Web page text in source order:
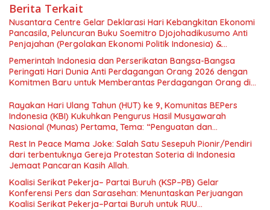
Berita Terkait
Nusantara Centre Gelar Deklarasi Hari Kebangkitan Ekonomi
Pancasila, Peluncuran Buku Soemitro Djojohadikusumo Anti
Penjajahan (Pergolakan Ekonomi Politik Indonesia) &
Simposium Nasional “Urgensi Undang-Undang Perekonomian
Nasional dan Kesejahteraan Sosial dalam Menata Bangsa
Menuju Indonesia Emas 2045”,
Pemerintah Indonesia dan Perserikatan Bangsa-Bangsa
Peringati Hari Dunia Anti Perdagangan Orang 2026 dengan
Komitmen Baru untuk Memberantas Perdagangan Orang di
Rayakan Hari Ulang Tahun (HUT) ke 9, Komunitas BEPers
Indonesia (KBI) Kukuhkan Pengurus Hasil Musyawarah
Nasional (Munas) Pertama, Tema: “Penguatan dan
Pengembangan Organisasi KBI yang Berbasis Riset di seluruh
Indonesia dan Mancanegara”.
Rest In Peace Mama Joke: Salah Satu Sesepuh Pionir/Pendiri
dari terbentuknya Gereja Protestan Soteria di Indonesia
Jemaat Pancaran Kasih Allah.
Koalisi Serikat Pekerja– Partai Buruh (KSP–PB) Gelar
Konferensi Pers dan Sarasehan: Menuntaskan Perjuangan
Koalisi Serikat Pekerja–Partai Buruh untuk RUU